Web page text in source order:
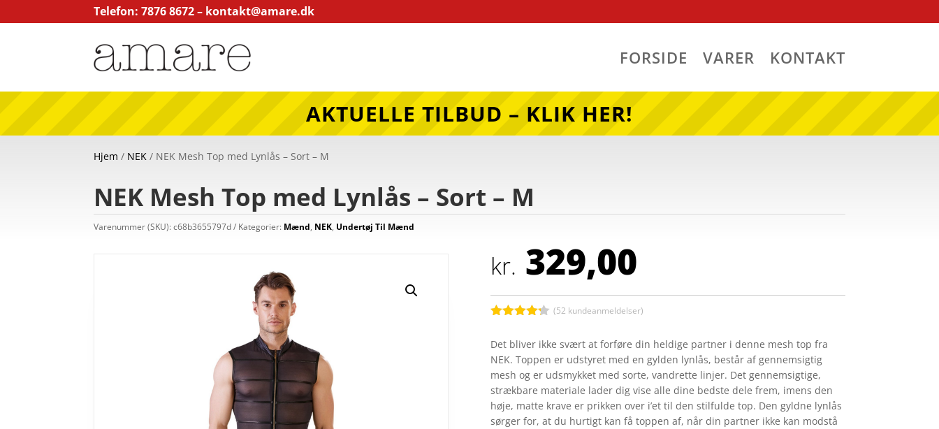
Telefon: 7876 8672 – kontakt@amare.dk
FORSIDE VARER KONTAKT
AKTUELLE TILBUD – KLIK HER!
Hjem / NEK / NEK Mesh Top med Lynlås – Sort – M
NEK Mesh Top med Lynlås – Sort – M
Varenummer (SKU):c68b3655797d Kategorier: Mænd, NEK, Undertøj Til Mænd
kr. 329,00
ud af 5
baseret
på
kundebedø
mmelser
(52 kundeanmeldelser)
Det bliver ikke svært at forføre din heldige partner i denne mesh top fra
NEK. Toppen er udstyret med en gylden lynlås, består af gennemsigtig
mesh og er udsmykket med sorte, vandrette linjer. Det gennemsigtige,
strækbare materiale lader dig vise alle dine bedste dele frem, imens den
høje, matte krave er prikken over i’et til den stilfulde top. Den gyldne lynlås
sørger for, at du hurtigt kan få toppen af, når din partner ikke kan modstå